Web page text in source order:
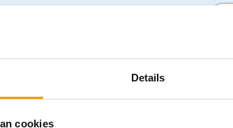
Details
cookies
andere kleine dieren. Het wordt
Het speculum word
naar de baarmoeder van het